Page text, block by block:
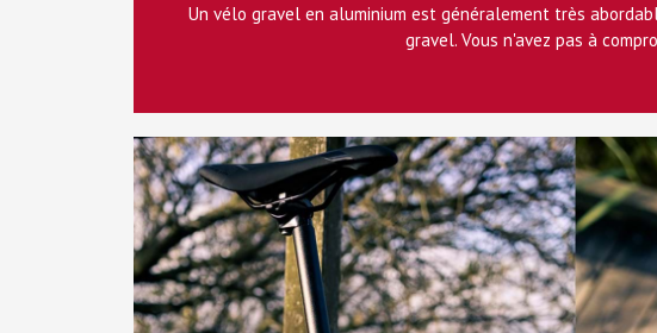
Un vélo gravel en aluminium est généralement très
gravel. Vous n'avez pas à